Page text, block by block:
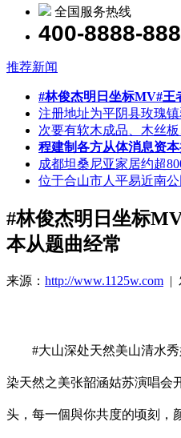
全国服务热线
400-8888-888
推荐新闻
#林俊杰明日坐标MV#王
注册地址为平阴县玫瑰
次要有软木成品、木丝
程建制各方从体消息资
成都坦桑尼亚家居约超
位于合山市人平易近南
#林俊杰明日坐标
本从题曲经常
来源： http://www.1125w.com |
#大山深处天然美山清水秀
染天然之美张韶涵姑苏演唱会
头，每一個與你共度的顷刻，